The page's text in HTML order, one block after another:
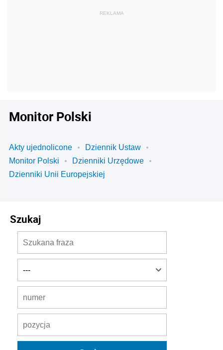
Monitor Polski
Akty ujednolicone
Dziennik Ustaw
Monitor Polski
Dzienniki Urzędowe
Dzienniki Unii Europejskiej
Szukaj